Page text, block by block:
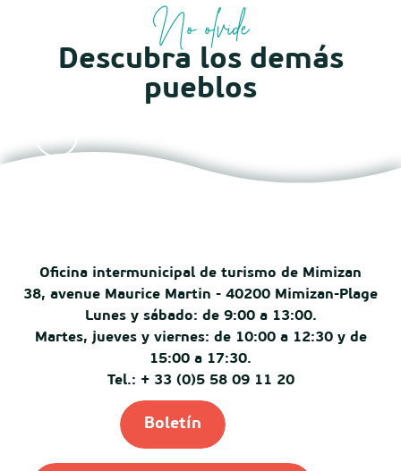
No olvide
Descubra los demás
pueblos
Oficina intermunicipal de turismo de Mimizan
38, avenue Maurice Martin - 40200 Mimizan-Plage
Lunes y sábado: de 9:00 a 13:00.
Martes, jueves y viernes: de 10:00 a 12:30 y de
15:00 a 17:30.
Tel.: + 33 (0)5 58 09 11 20
Boletín